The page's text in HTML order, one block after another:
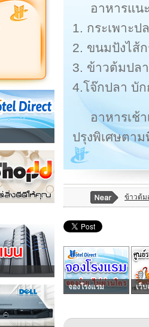
อาหารแน
1. กระเพาะป
2. ขนมปังไส้
3. ข้าวต้มปล
4.โจ๊กปลา บัก
อาหารเช้
ปรุงพิเศษตา
ข้าวต้ม
จองโรงแรม เว็บ